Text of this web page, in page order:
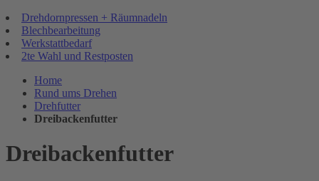
Drehdornpressen + Räumnadeln
Blechbearbeitung
Werkstattbedarf
2te Wahl und Restposten
Home
Rund ums Drehen
Drehfutter
Dreibackenfutter
Dreibackenfutter